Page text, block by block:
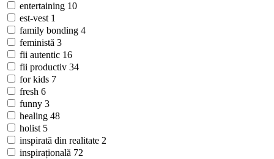
entertaining 10
est-vest 1
family bonding 4
feministă 3
fii autentic 16
fii productiv 34
for kids 7
fresh 6
funny 3
healing 48
holist 5
inspirată din realitate 2
inspirațională 72